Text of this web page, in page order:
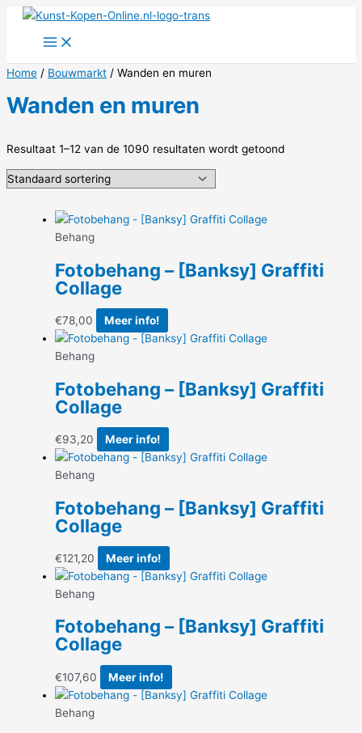
inhoud
Home / Bouwmarkt / Wanden en muren
Wanden en muren
Resultaat 1–12 van de 1090 resultaten wordt getoond
Behang
Fotobehang – [Banksy] Graffiti
Collage
€78,00 Meer info!
Behang
Fotobehang – [Banksy] Graffiti
Collage
€93,20 Meer info!
Behang
Fotobehang – [Banksy] Graffiti
Collage
€121,20 Meer info!
Behang
Fotobehang – [Banksy] Graffiti
Collage
€107,60 Meer info!
Behang